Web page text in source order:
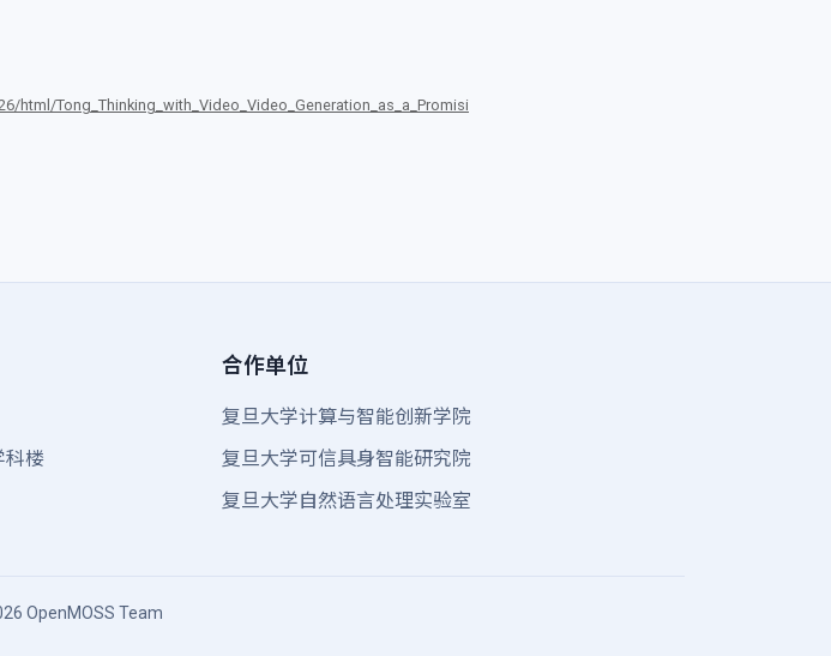
Tong_Thinking_with_Video_Video_Generation_as_a_Promisi
科楼
合作单位
复旦大学计算与智能创新学院
复旦大学可信具身智能研究院
复旦大学自然语言处理实验室
OpenMOSS Team